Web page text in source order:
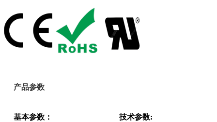
产品参数
基本参数：
技术参数: